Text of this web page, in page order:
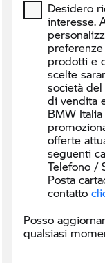
Desidero
interesse.
prodotti e
scelte
società
di vendita
BMW
offerte
seguenti
Telefono /
Posta
contatto
Posso
qualsiasi